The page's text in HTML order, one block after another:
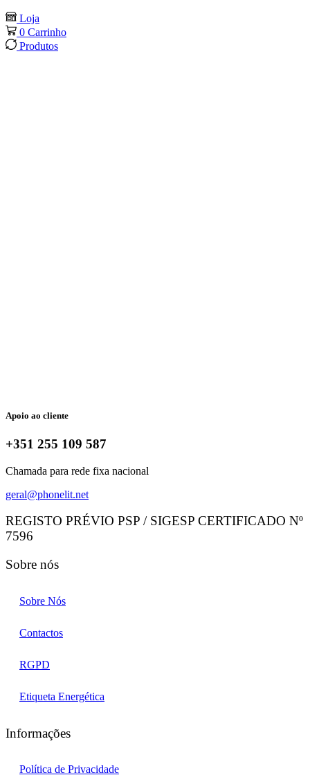
Loja
0 Carrinho
Produtos
Apoio ao cliente
+351 255 109 587
Chamada para rede fixa nacional
geral@phonelit.net
REGISTO PRÉVIO PSP / SIGESP CERTIFICADO Nº
7596
Sobre nós
Sobre Nós
Contactos
RGPD
Etiqueta Energética
Informações
Política de Privacidade